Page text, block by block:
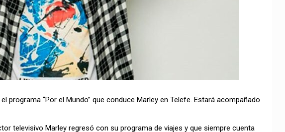
programa “Por el Mundo” que conduce Marley en Telefe. Estará acompañado
televisivo Marley regresó con su programa de viajes y que siempre cuenta